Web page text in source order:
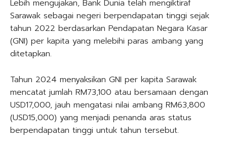
Lebih mengujakan, Bank Dunia telah mengiktiraf
Sarawak sebagai negeri berpendapatan tinggi sejak
tahun 2022 berdasarkan Pendapatan Negara Kasar
(GNI) per kapita yang melebihi paras ambang yang
ditetapkan.
Tahun 2024 menyaksikan GNI per kapita Sarawak
mencatat jumlah RM73,100 atau bersamaan dengan
USD17,000, jauh mengatasi nilai ambang RM63,800
(USD15,000) yang menjadi penanda aras status
berpendapatan tinggi untuk tahun tersebut.